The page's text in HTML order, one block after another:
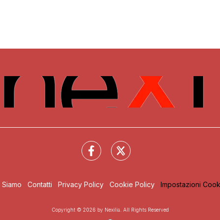
Siamo Contatti Privacy Policy Cookie Policy Impostazioni
Copyright © 2026 by Nexilia. All Rights Reserved